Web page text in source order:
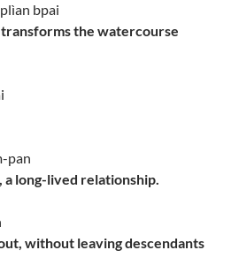
bpai
the watercourse
pan
a long-lived relationship.
without leaving descendants